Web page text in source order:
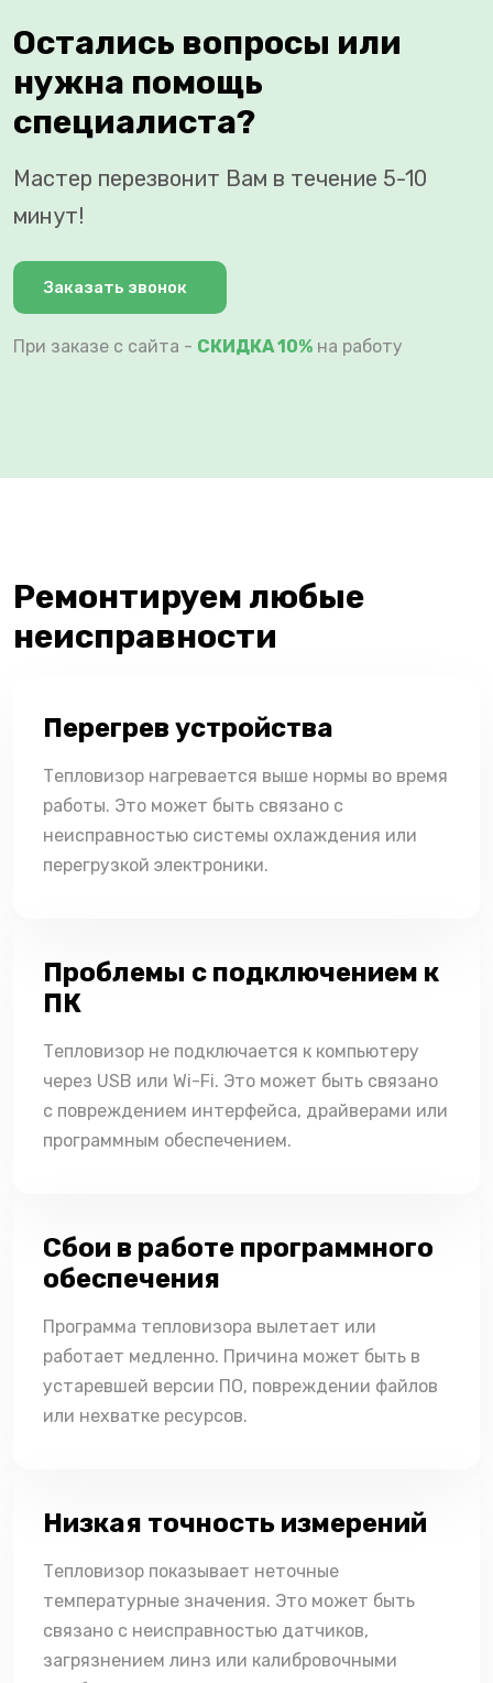
Остались вопросы или
нужна помощь
специалиста?
Мастер перезвонит Вам в течение 5-10
минут!
Заказать звонок
При заказе с сайта - СКИДКА 10% на работу
Ремонтируем любые
неисправности
Перегрев устройства
Тепловизор нагревается выше нормы во время
работы. Это может быть связано с
неисправностью системы охлаждения или
перегрузкой электроники.
Проблемы с подключением к
ПК
Тепловизор не подключается к компьютеру
через USB или Wi-Fi. Это может быть связано
с повреждением интерфейса, драйверами или
программным обеспечением.
Сбои в работе программного
обеспечения
Программа тепловизора вылетает или
работает медленно. Причина может быть в
устаревшей версии ПО, повреждении файлов
или нехватке ресурсов.
Низкая точность измерений
Тепловизор показывает неточные
температурные значения. Это может быть
связано с неисправностью датчиков,
загрязнением линз или калибровочными